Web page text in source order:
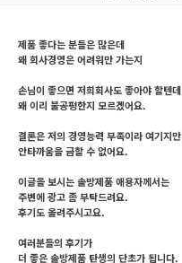
제품 좋다는 분들은 많은데
왜 회사경영은 어려워만 가는지
손님이 좋으면 저희회사도 좋아야 할텐데
왜 이리 불공평한지 모르겠어요.
결론은 저의 경영능력 부족이라 여기지만
안타까움을 금할 수 없어요.
이글을 보시는 솔방제품 애용자께서는
주변에 광고 좀 부탁드려요.
후기도 올려주시고요.
여러분들의 후기가
더 좋은 솔방제품 탄생의 단초가 됩니다.